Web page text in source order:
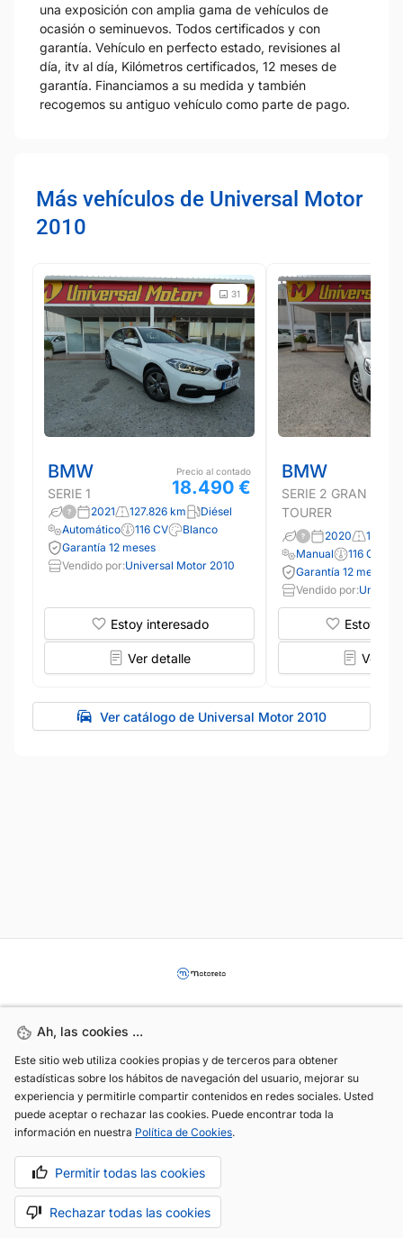
una exposición con amplia gama de vehículos de
ocasión o seminuevos. Todos certificados y con
garantía. Vehículo en perfecto estado, revisiones al
día, itv al día, Kilómetros certificados, 12 meses de
garantía. Financiamos a su medida y también
recogemos su antiguo vehículo como parte de pago.
Más vehículos de Universal Motor
2010
31
BMW
SERIE 1
Precio al contado
18.490 €
2021 127.826 km
Diésel
Automático
116 CV
Blanco
Garantía 12 meses
Vendido por:Universal Motor 2010
Estoy interesado
Ver detalle
BMW
SERIE 2 GRAN
TOURER
2020
Manual
116 CV
Garantía 12 meses
Vendido por:
Estoy
Ver
Ver catálogo de Universal Motor 2010
Ah, las cookies ...
Este sitio web utiliza cookies propias y de terceros para obtener
estadísticas sobre los hábitos de navegación del usuario, mejorar su
experiencia y permitirle compartir contenidos en redes sociales. Usted
puede aceptar o rechazar las cookies. Puede encontrar toda la
información en nuestra Política de Cookies.
Permitir todas las cookies
Rechazar todas las cookies
Ah, las cookies ...
Este sitio web utiliza cookies propias y de terceros para obtener
estadísticas sobre los hábitos de navegación del usuario, mejorar su
experiencia y permitirle compartir contenidos en redes sociales. Usted
puede aceptar o rechazar las cookies. Puede encontrar toda la
información en nuestra Política de Cookies.
Permitir todas las cookies
Rechazar todas las cookies
(+34) 744 408 070
info@motoreto.com
Aviso legal Política de cookies